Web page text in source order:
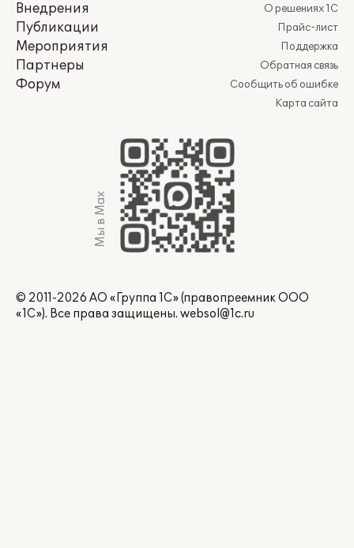
Внедрения
Публикации
Мероприятия
Партнеры
Форум
О решениях 1С
Прайс-лист
Поддержка
Обратная связь
Сообщить об ошибке
Карта сайта
Мы в Max
© 2011-2026 АО «Группа 1С» (правопреемник ООО
«1С»). Все права защищены. websol@1c.ru